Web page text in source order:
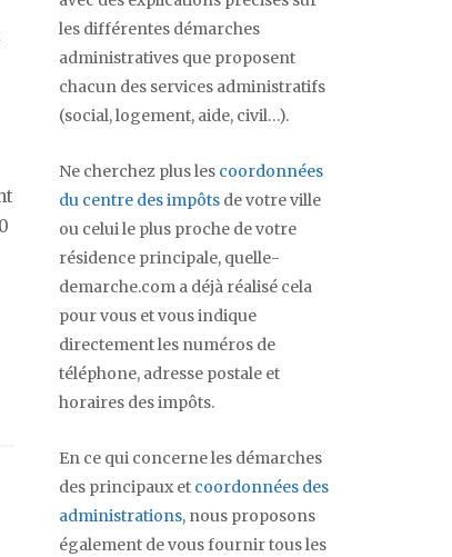
les différentes démarches
administratives que proposent
chacun des services administratifs
(social, logement, aide, civil…).
Ne cherchez plus les coordonnées
du centre des impôts de votre ville
ou celui le plus proche de votre
résidence principale, quelle-
demarche.com a déjà réalisé cela
pour vous et vous indique
directement les numéros de
téléphone, adresse postale et
horaires des impôts.
En ce qui concerne les démarches
des principaux et coordonnées des
administrations, nous proposons
également de vous fournir tous les